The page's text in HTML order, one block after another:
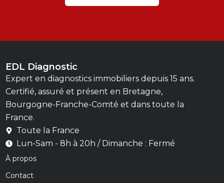
fenêtres, gaines, cave et parking ne sont pas pris
sous plafond atteint 1,80 m sont
comptabilisées.
Quelle est la durée de validité du
diagnostic loi carrez ?
Le mesurage loi Carrez à
unevalidité illimitée
modifié la surface privative du lot
EDL Diagnostic
Expert en diagnostics immobiliers depuis 15 ans.
Certifié, assuré et présent en Bretagne,
Bourgogne-Franche-Comté et dans toute la
France.
Toute la France
Lun-Sam - 8h à 20h / Dimanche : Fermé
À propos
Contact